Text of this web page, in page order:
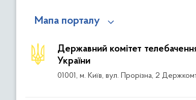
Мапа порталу
Державний комітет
України
01001, м. Київ, вул. Прорізна, 2